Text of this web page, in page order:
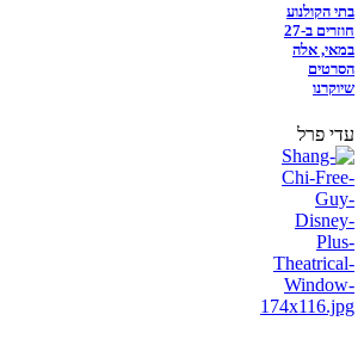
בתי הקולנוע
חוזרים ב-27
במאי, אלה
הסרטים
שיוקרנו
עדי פרל